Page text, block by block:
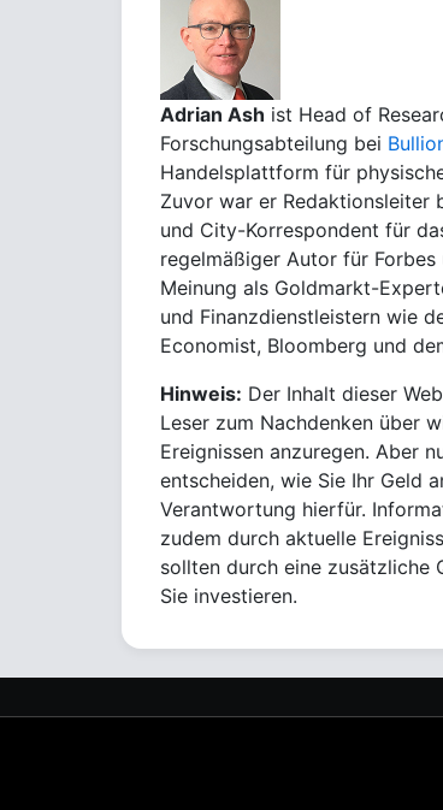
Adrian Ash ist Head of
Forschungsabteilung bei
Handelsplattform für
Zuvor war er Redaktionsleiter
und City-Korrespondent für
regelmäßiger Autor für
Meinung als Goldmarkt-
und Finanzdienstleistern wie
Economist, Bloomberg und
Hinweis: Der Inhalt dieser
Leser zum Nachdenken über
Ereignissen anzuregen. Aber
entscheiden, wie Sie Ihr Geld
Verantwortung hierfür.
zudem durch aktuelle
sollten durch eine zusätzliche
Sie investieren.